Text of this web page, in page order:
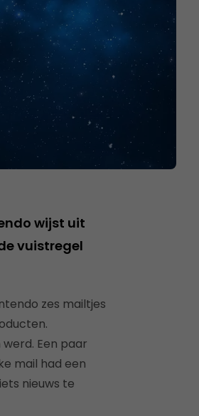
wijst uit
vuistregel
zes mailtjes
Een paar
mail had een
nieuws te